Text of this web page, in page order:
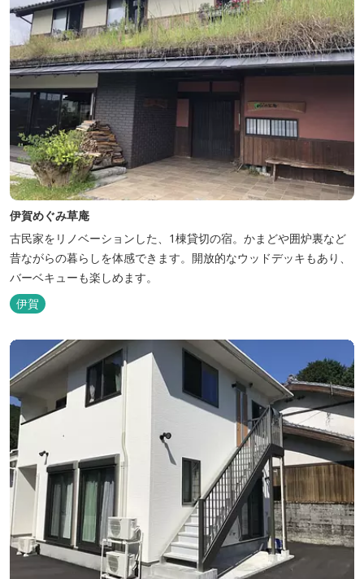
伊賀めぐみ草庵
古民家をリノベーションした、1棟貸切の宿。かまどや囲炉裏など
昔ながらの暮らしを体感できます。開放的なウッドデッキもあり、
バーベキューも楽しめます。
伊賀